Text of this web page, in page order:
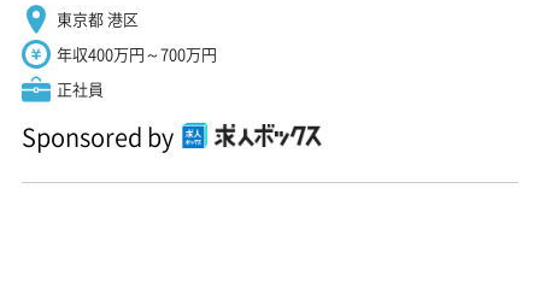
東京都 港区
年収400万円～700万円
正社員
Sponsored by